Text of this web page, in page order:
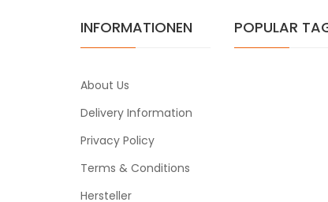
INFORMATIONEN
About Us
Delivery Information
Privacy Policy
Terms & Conditions
Hersteller
POPULAR